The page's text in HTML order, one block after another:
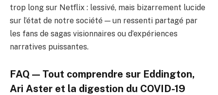
trop long sur Netflix : lessivé, mais bizarrement lucide
sur l’état de notre société — un ressenti partagé par
les fans de sagas visionnaires ou d’expériences
narratives puissantes.
FAQ — Tout comprendre sur Eddington,
Ari Aster et la digestion du COVID-19